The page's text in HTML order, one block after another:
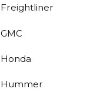
Freightliner
GMC
Honda
Hummer